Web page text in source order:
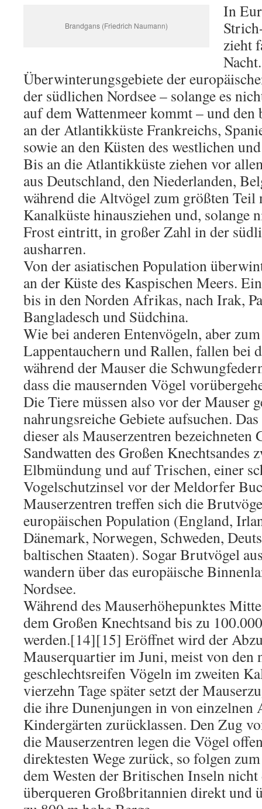
Brandgans (Friedrich Naumann)
In
zieht
Überwinterungsgebiete der
der südlichen Nordsee – solange es
auf dem Wattenmeer kommt – und den
an der Atlantikküste Frankreichs,
sowie an den Küsten des westlichen
Bis an die Atlantikküste ziehen vor
aus Deutschland, den Niederlanden,
während die Altvögel zum größten Teil
Kanalküste hinausziehen und, solange
Frost eintritt, in großer Zahl in der
ausharren.
Von der asiatischen Population
an der Küste des Kaspischen Meers.
bis in den Norden Afrikas, nach Irak,
Bangladesch und Südchina.
Wie bei anderen Entenvögeln, aber
Lappentauchern und Rallen, fallen bei
während der Mauser die
dass die mausernden Vögel
Die Tiere müssen also vor der Mauser
nahrungsreiche Gebiete aufsuchen.
dieser als Mauserzentren bezeichneten
Sandwatten des Großen Knechtsandes
Elbmündung und auf Trischen, einer
Vogelschutzinsel vor der Meldorfer
Mauserzentren treffen sich die
europäischen Population (England,
Dänemark, Norwegen, Schweden,
baltischen Staaten). Sogar Brutvögel
wandern über das europäische
Nordsee.
Während des Mauserhöhepunktes
dem Großen Knechtsand bis zu
werden.[14][15] Eröffnet wird der
Mauserquartier im Juni, meist von den
geschlechtsreifen Vögeln im zweiten
vierzehn Tage später setzt der
die ihre Dunenjungen in von einzelnen
Kindergärten zurücklassen. Den Zug
die Mauserzentren legen die Vögel
direktesten Wege zurück, so folgen
dem Westen der Britischen Inseln
überqueren Großbritannien direkt und